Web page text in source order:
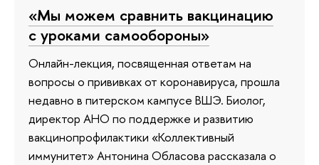
«Мы можем сравнить вакцинацию
с уроками самообороны»
Онлайн-лекция, посвященная ответам на
вопросы о прививках от коронавируса, прошла
недавно в питерском кампусе ВШЭ. Биолог,
директор АНО по поддержке и развитию
вакцинопрофилактики «Коллективный
иммунитет» Антонина Обласова рассказала о